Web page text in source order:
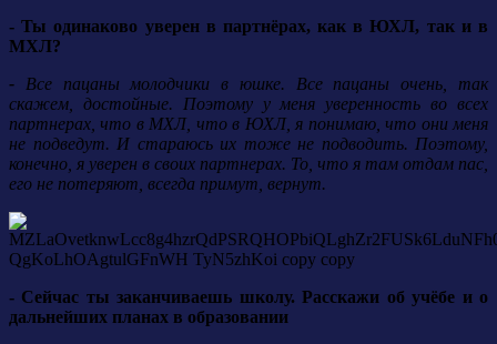
- Ты одинаково уверен в партнёрах, как в ЮХЛ, так и в
МХЛ?
- Все пацаны молодчики в юшке. Все пацаны очень, так
скажем, достойные. Поэтому у меня уверенность во всех
партнерах, что в МХЛ, что в ЮХЛ, я понимаю, что они меня
не подведут. И стараюсь их тоже не подводить. Поэтому,
конечно, я уверен в своих партнерах. То, что я там отдам пас,
его не потеряют, всегда примут, вернут.
- Сейчас ты заканчиваешь школу. Расскажи об учёбе и о
дальнейших планах в образовании